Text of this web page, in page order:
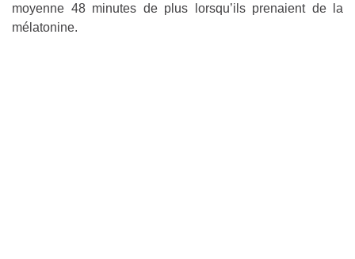
moyenne 48 minutes de plus lorsqu’ils prenaient de la
mélatonine.